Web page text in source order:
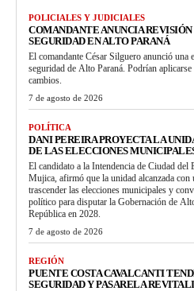
POLICIALES Y JUDICIALES
COMANDANTE ANUNCIA
SEGURIDAD EN ALTO PARANÁ
El comandante César Silguero anunció una
seguridad de Alto Paraná. Podrían
cambios.
7 de agosto de 2026
POLÍTICA
DANI PEREIRA PROYECTA LA
DE LAS ELECCIONES
El candidato a la Intendencia de Ciudad
Mujica, afirmó que la unidad alcanzada
trascender las elecciones municipales y
político para disputar la Gobernación de
República en 2028.
7 de agosto de 2026
REGIÓN
PUENTE COSTA CAVALCANTI
SEGURIDAD Y PASARELA